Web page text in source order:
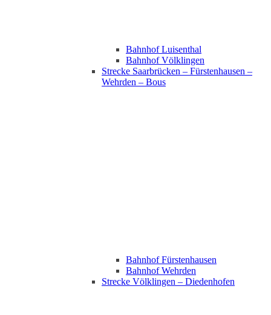
Bahnhof Luisenthal
Bahnhof Völklingen
Strecke Saarbrücken – Fürstenhausen –
Wehrden – Bous
Bahnhof Fürstenhausen
Bahnhof Wehrden
Strecke Völklingen – Diedenhofen